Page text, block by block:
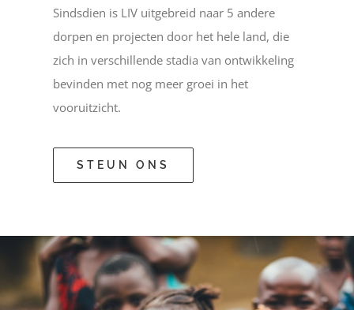
Sindsdien is LIV uitgebreid naar 5 andere
dorpen en projecten door het hele land, die
zich in verschillende stadia van ontwikkeling
bevinden met nog meer groei in het
vooruitzicht.
STEUN ONS